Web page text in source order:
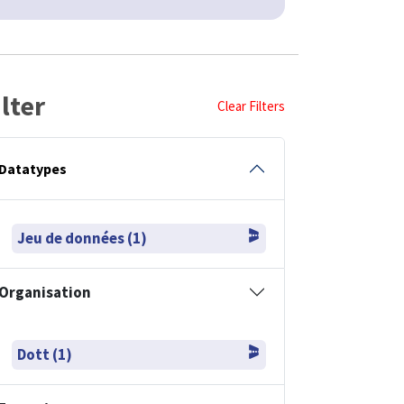
Clear Filters
Jeu de données (1)
Dott (1)